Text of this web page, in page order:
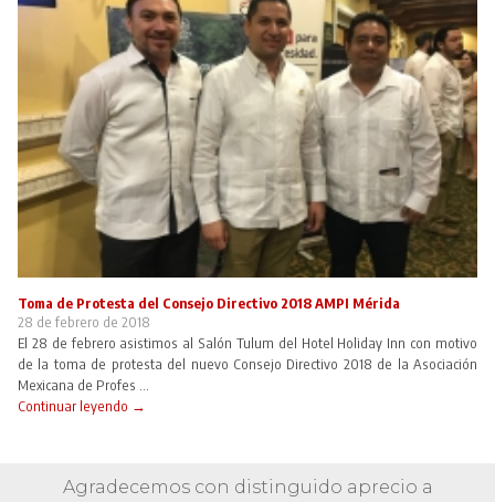
Toma de Protesta del Consejo Directivo 2018 AMPI Mérida
28 de febrero de 2018
El 28 de febrero asistimos al Salón Tulum del Hotel Holiday Inn con motivo
de la toma de protesta del nuevo Consejo Directivo 2018 de la Asociación
Mexicana de Profes ...
Continuar leyendo →
Agradecemos con distinguido aprecio a